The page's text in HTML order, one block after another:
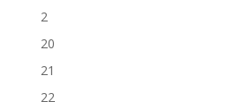
2
20
21
22